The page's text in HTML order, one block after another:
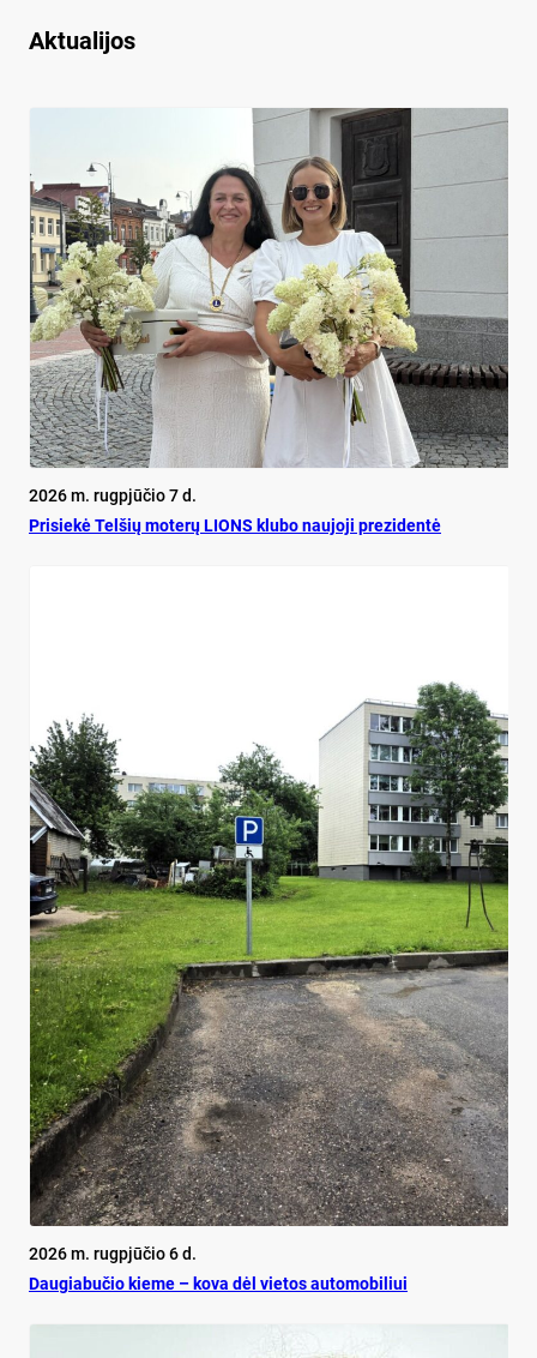
Aktualijos
2026 m. rugpjūčio 7 d.
Pri­siekė Tel­šių mo­terų LIONS klu­bo nau­jo­ji pre­zi­dentė
2026 m. rugpjūčio 6 d.
Dau­gia­bu­čio kie­me – ko­va dėl vie­tos au­to­mo­bi­liui